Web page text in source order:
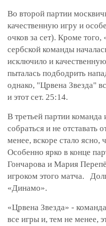
Во второй партии
качественную игру и
очков за сет). Кроме
сербской команды
исключило и
пыталась подбодрить
однако, "Црвена Звезда"
и этот сет. 25:14.
В третьей партии команда
собраться и не отставать
менее, вскоре стало ясно,
Особенно ярко в конце
Гончарова и Мария
игроком этого матча.
«Динамо».
«Црвена Звезда» -
все игры и, тем не менее,